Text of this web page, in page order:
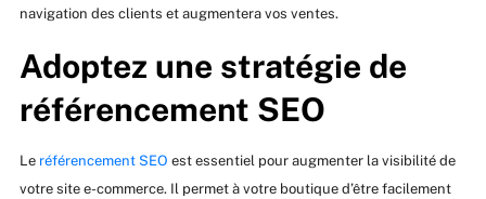
navigation des clients et augmentera vos ventes.
Adoptez une stratégie de
référencement SEO
Le référencement SEO est essentiel pour augmenter la visibilité de
votre site e-commerce. Il permet à votre boutique d’être facilement